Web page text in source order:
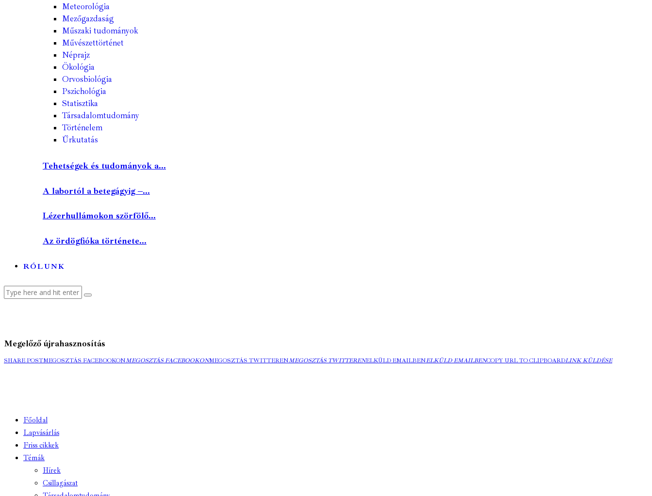
Meteorológia
Mezőgazdaság
Műszaki tudományok
Művészettörténet
Néprajz
Ökológia
Orvosbiológia
Pszichológia
Statisztika
Társadalomtudomány
Történelem
Űrkutatás
Tehetségek és tudományok a...
A labortól a betegágyig –...
Lézerhullámokon szörfölő...
Az ördögfióka története...
RÓLUNK
Megelőző újrahasznosítás
SHARE POSTMEGOSZTÁS FACEBOOKONMEGOSZTÁS FACEBOOKONMEGOSZTÁS TWITTERENMEGOSZTÁS TWITTERENELKÜLD EMAILBENELKÜLD EMAILBENCOPY URL TO CLIPBOARDLINK KÜLDÉSE
Főoldal
Lapvásárlás
Friss cikkek
Témák
Hírek
Csillagászat